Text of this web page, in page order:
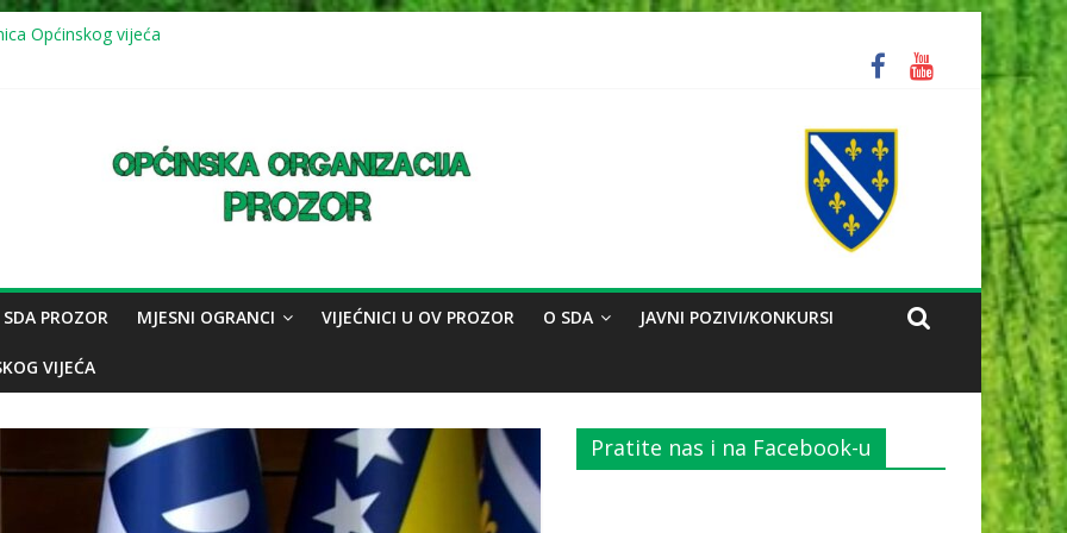
Općinskog vijeća
sjednica Općinskog vijeća: usvojeno više odluka, mještani juga upozorili na problem reorganizacije biračkih mjesta
PROZOR MJESNI OGRANCI VIJEĆNICI U OV PROZOR O SDA JAVNI POZIVI/KONKURSI
VIJEĆA
Pratite nas i na Facebook-u